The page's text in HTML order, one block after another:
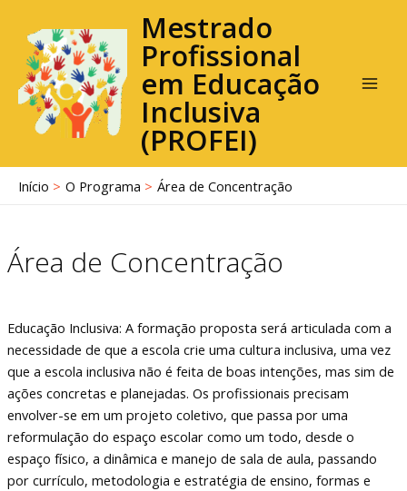
conteúdo
Mestrado
Profissional
em Educação
Inclusiva
(PROFEI)
Início O Programa Área de Concentração
Área de Concentração
Educação Inclusiva: A formação proposta será articulada com a
necessidade de que a escola crie uma cultura inclusiva, uma vez
que a escola inclusiva não é feita de boas intenções, mas sim de
ações concretas e planejadas. Os profissionais precisam
envolver-se em um projeto coletivo, que passa por uma
reformulação do espaço escolar como um todo, desde o
espaço físico, a dinâmica e manejo de sala de aula, passando
por currículo, metodologia e estratégia de ensino, formas e